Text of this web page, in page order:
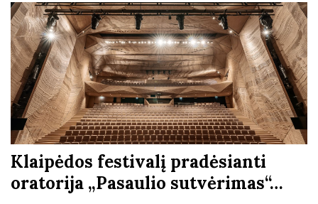
Klaipėdos festivalį pradėsianti
oratorija „Pasaulio sutvėrimas“…